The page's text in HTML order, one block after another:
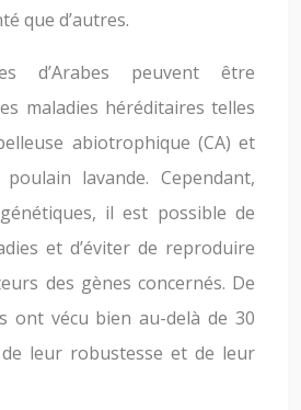
que d’autres.
d’Arabes peuvent être
maladies héréditaires telles
abiotrophique (CA) et
lavande. Cependant,
il est possible de
et d’éviter de reproduire
des gènes concernés. De
ont vécu bien au-delà de 30
leur robustesse et de leur